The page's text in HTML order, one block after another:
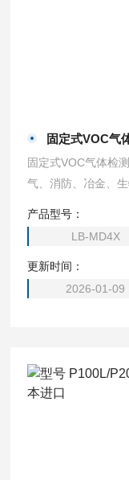
固定式VOC气
固定式VOC气体检
气、消防、冶金、
分析、空气治理等
合。
产品型号：
LB-MD4X
更新时间：
2026-01-09